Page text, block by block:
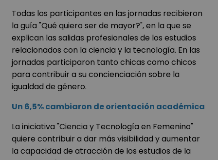
Todas los participantes en las jornadas recibieron
la guía "Qué quiero ser de mayor?", en la que se
explican las salidas profesionales de los estudios
relacionados con la ciencia y la tecnología. En las
jornadas participaron tanto chicas como chicos
para contribuir a su concienciación sobre la
igualdad de género.
Un 6,5% cambiaron de orientación académica
La iniciativa "Ciencia y Tecnología en Femenino"
quiere contribuir a dar más visibilidad y aumentar
la capacidad de atracción de los estudios de la